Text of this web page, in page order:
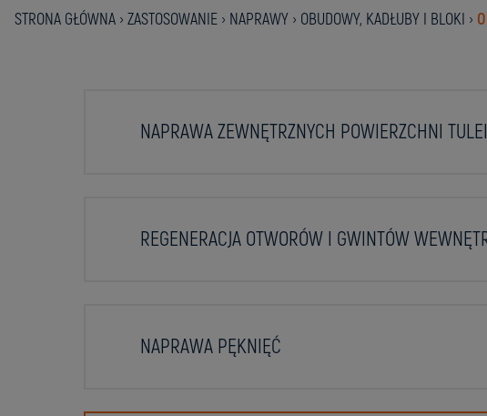
STRONA GŁÓWNA › ZASTOSOWANIE › NAPRAWY › OBUDOWY, KADŁUBY I BLOKI ›
NAPRAWA ZEWNĘTRZNYCH POWIERZCHNI
REGENERACJA OTWORÓW I GWINTÓW
NAPRAWA PĘKNIĘĆ